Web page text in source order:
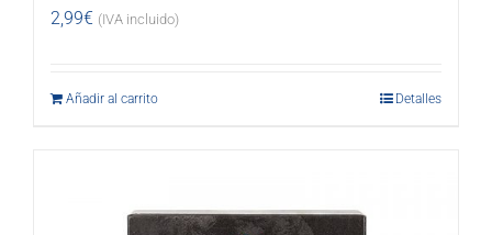
2,99€ (IVA incluido)
Añadir al carrito Detalles